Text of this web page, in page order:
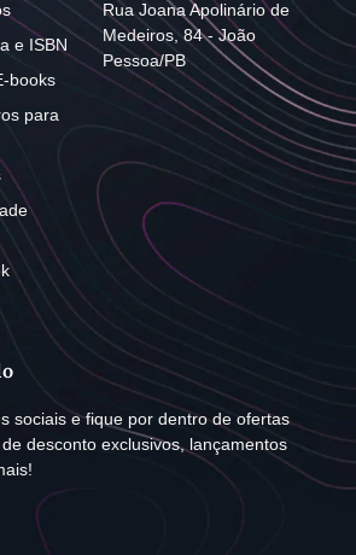
e ISBN
books
para
Rua Joana Apolinário de
Medeiros, 84 - João
Pessoa/PB
sociais e fique por dentro de ofertas
desconto exclusivos, lançamentos